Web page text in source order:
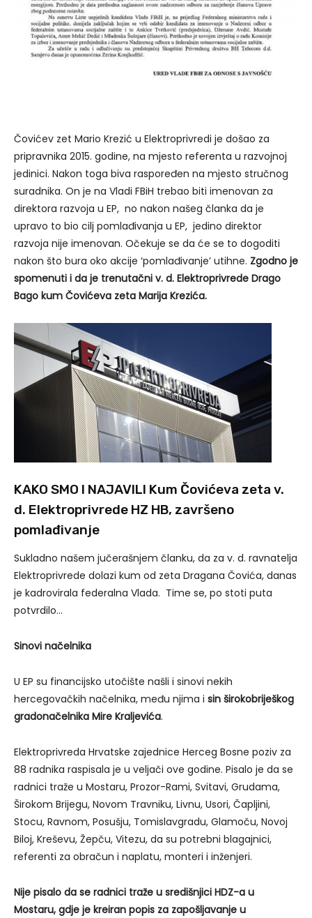
Čovićev zet Mario Krezić u Elektroprivredi je došao za
pripravnika 2015. godine, na mjesto referenta u razvojnoj
jedinici. Nakon toga biva raspoređen na mjesto stručnog
suradnika. On je na Vladi FBiH trebao biti imenovan za
direktora razvoja u EP, no nakon našeg članka da je
upravo to bio cilj pomlađivanja u EP, jedino direktor
razvoja nije imenovan. Očekuje se da će se to dogoditi
nakon što bura oko akcije ‘pomlađivanje’ utihne. Zgodno je
spomenuti i da je trenutačni v. d. Elektroprivrede Drago
Bago kum Čovićeva zeta Marija Krezića.
KAKO SMO I NAJAVILI Kum Čovićeva zeta v.
d. Elektroprivrede HZ HB, završeno
pomlađivanje
Sukladno našem jučerašnjem članku, da za v. d. ravnatelja
Elektroprivrede dolazi kum od zeta Dragana Čovića, danas
je kadrovirala federalna Vlada. Time se, po stoti puta
potvrdilo…
Sinovi načelnika
U EP su financijsko utočište našli i sinovi nekih
hercegovačkih načelnika, među njima i sin širokobriješkog
gradonačelnika Mire Kraljevića.
Elektroprivreda Hrvatske zajednice Herceg Bosne poziv za
88 radnika raspisala je u veljači ove godine. Pisalo je da se
radnici traže u Mostaru, Prozor-Rami, Svitavi, Grudama,
Širokom Brijegu, Novom Travniku, Livnu, Usori, Čapljini,
Stocu, Ravnom, Posušju, Tomislavgradu, Glamoču, Novoj
Biloj, Kreševu, Žepču, Vitezu, da su potrebni blagajnici,
referenti za obračun i naplatu, monteri i inženjeri.
Nije pisalo da se radnici traže u središnjici HDZ-a u
Mostaru, gdje je kreiran popis za zapošljavanje u